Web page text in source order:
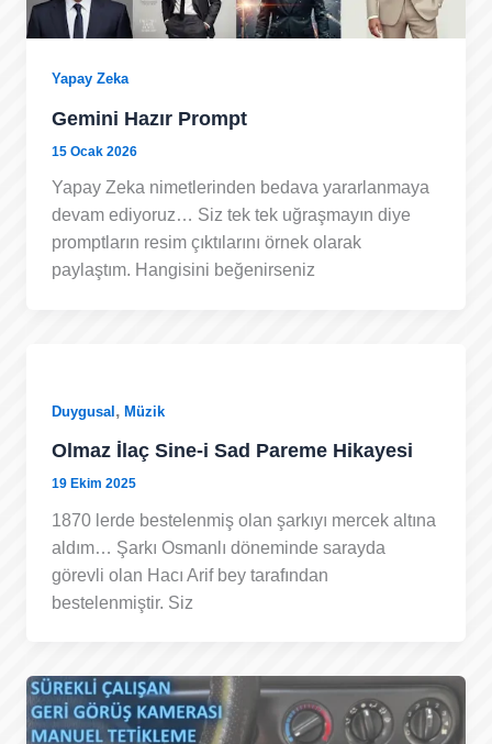
Yapay Zeka
Gemini Hazır Prompt
15 Ocak 2026
Yapay Zeka nimetlerinden bedava yararlanmaya
devam ediyoruz… Siz tek tek uğraşmayın diye
promptların resim çıktılarını örnek olarak
paylaştım. Hangisini beğenirseniz
Duygusal ,Müzik
Olmaz İlaç Sine-i Sad Pareme Hikayesi
19 Ekim 2025
1870 lerde bestelenmiş olan şarkıyı mercek altına
aldım… Şarkı Osmanlı döneminde sarayda
görevli olan Hacı Arif bey tarafından
bestelenmiştir. Siz